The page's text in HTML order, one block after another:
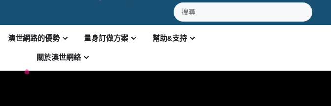
澳世網路的優勢 量身訂做方案
幫助&支持
關於澳世網絡